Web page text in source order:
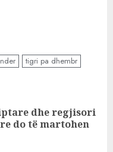
tigri pa dhembr
dhe regjisori
do të martohen